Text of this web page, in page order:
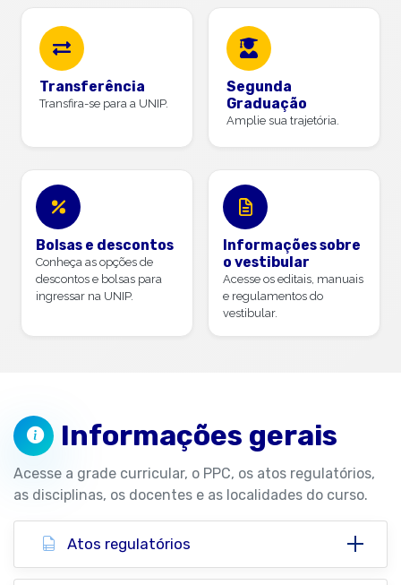
Transferência
Transfira-se para a UNIP.
Segunda
Graduação
Amplie sua trajetória.
Bolsas e descontos
Conheça as opções de
descontos e bolsas para
ingressar na UNIP.
Informações sobre
o vestibular
Acesse os editais, manuais
e regulamentos do
vestibular.
Informações gerais
Acesse a grade curricular, o PPC, os atos regulatórios,
as disciplinas, os docentes e as localidades do curso.
Atos regulatórios